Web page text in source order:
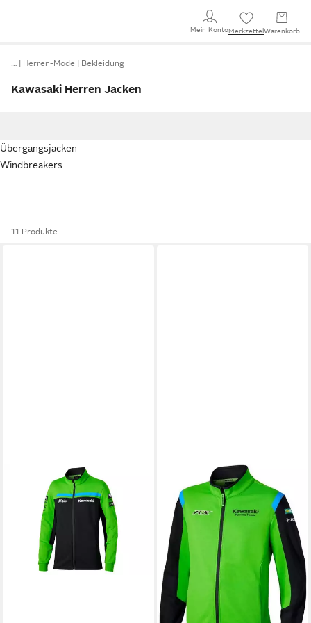
Mein KontoMerkzettel Warenkorb
… Herren-Mode Bekleidung
Kawasaki Herren Jacken
Übergangsjacken
Windbreakers
11 Produkte